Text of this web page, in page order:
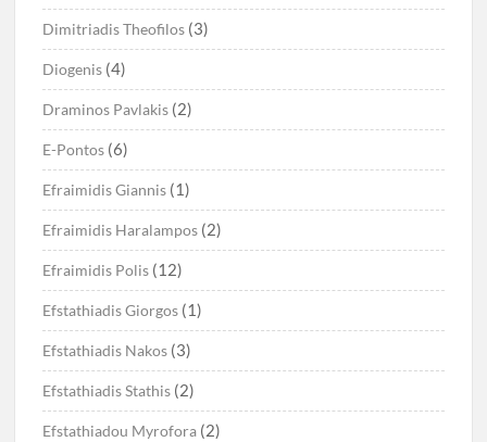
Dimitriadis Theofilos (3)
Diogenis (4)
Draminos Pavlakis (2)
E-Pontos (6)
Efraimidis Giannis (1)
Efraimidis Haralampos (2)
Efraimidis Polis (12)
Efstathiadis Giorgos (1)
Efstathiadis Nakos (3)
Efstathiadis Stathis (2)
Efstathiadou Myrofora (2)